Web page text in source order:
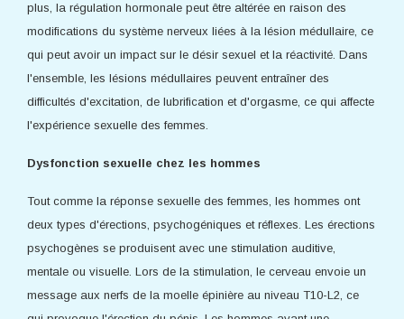
plus, la régulation hormonale peut être altérée en raison des
modifications du système nerveux liées à la lésion médullaire, ce
qui peut avoir un impact sur le désir sexuel et la réactivité. Dans
l'ensemble, les lésions médullaires peuvent entraîner des
difficultés d'excitation, de lubrification et d'orgasme, ce qui affecte
l'expérience sexuelle des femmes.
Dysfonction sexuelle chez les hommes
Tout comme la réponse sexuelle des femmes, les hommes ont
deux types d'érections, psychogéniques et réflexes. Les érections
psychogènes se produisent avec une stimulation auditive,
mentale ou visuelle. Lors de la stimulation, le cerveau envoie un
message aux nerfs de la moelle épinière au niveau T10-L2, ce